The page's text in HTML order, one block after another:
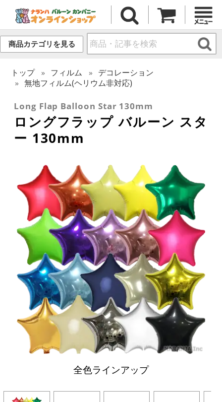
商品カテゴリを見る
トップ フィルム
デコレーション
無地フィルム(ヘリウム非対応)
Long Flap Balloon Star 130mm
ロングフラップ バルーン スタ
ー 130mm
全色ラインアップ